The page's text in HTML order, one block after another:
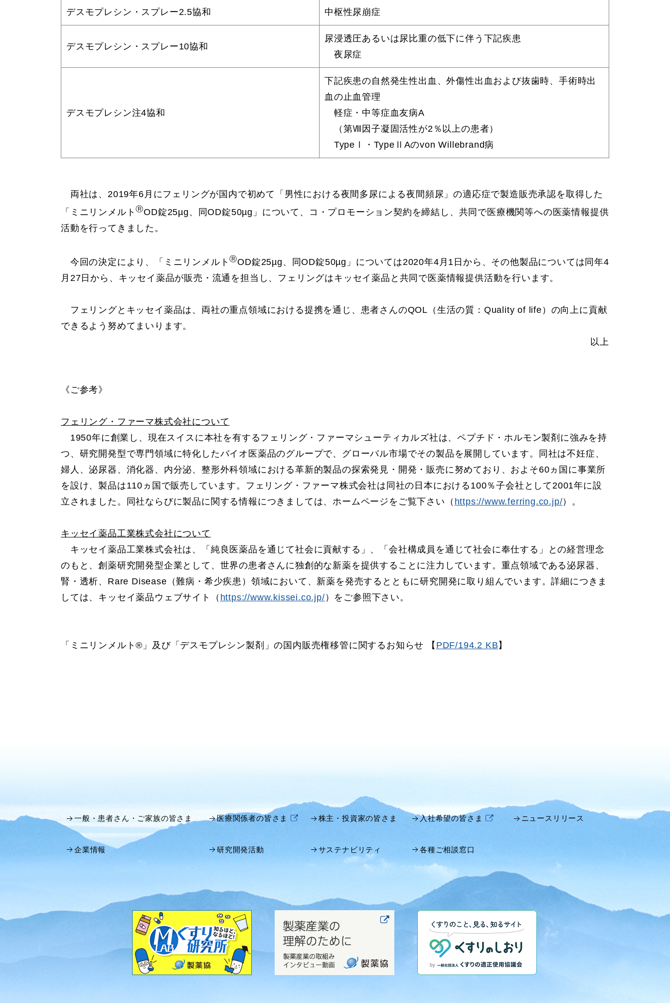
デスモプレシン・スプレー2.5協和 中枢性尿崩症
デスモプレシン・スプレー10協和
尿浸透圧あるいは尿比重の低下に伴う下記疾患
夜尿症
デスモプレシン注4協和
下記疾患の自然発生性出血、外傷性出血および抜歯時、手術時出
血の止血管理
軽症・中等症血友病A
（第Ⅷ因子凝固活性が2％以上の患者）
TypeⅠ・TypeⅡAのvon Willebrand病
両社は、2019年6月にフェリングが国内で初めて「男性における夜間多尿による夜間頻尿」の適応症で製造販売承認を取得した
「ミニリンメルトⓇOD錠25µg、同OD錠50µg」について、コ・プロモーション契約を締結し、共同で医療機関等への医薬情報提供
活動を行ってきました。
今回の決定により、「ミニリンメルトⓇOD錠25µg、同OD錠50µg」については2020年4月1日から、その他製品については同年4
月27日から、キッセイ薬品が販売・流通を担当し、フェリングはキッセイ薬品と共同で医薬情報提供活動を行います。
フェリングとキッセイ薬品は、両社の重点領域における提携を通じ、患者さんのQOL（生活の質：Quality of life）の向上に貢献
できるよう努めてまいります。
以上
《ご参考》
フェリング・ファーマ株式会社について
1950年に創業し、現在スイスに本社を有するフェリング・ファーマシューティカルズ社は、ペプチド・ホルモン製剤に強みを持
つ、研究開発型で専門領域に特化したバイオ医薬品のグループで、グローバル市場でその製品を展開しています。同社は不妊症、
婦人、泌尿器、消化器、内分泌、整形外科領域における革新的製品の探索発見・開発・販売に努めており、およそ60ヵ国に事業所
を設け、製品は110ヵ国で販売しています。フェリング・ファーマ株式会社は同社の日本における100％子会社として2001年に設
立されました。同社ならびに製品に関する情報につきましては、ホームページをご覧下さい（ https://www.ferring.co.jp/）。
キッセイ薬品工業株式会社について
キッセイ薬品工業株式会社は、「純良医薬品を通じて社会に貢献する」、「会社構成員を通じて社会に奉仕する」との経営理念
のもと、創薬研究開発型企業として、世界の患者さんに独創的な新薬を提供することに注力しています。重点領域である泌尿器、
腎・透析、Rare Disease（難病・希少疾患）領域において、新薬を発売するとともに研究開発に取り組んでいます。詳細につきま
しては、キッセイ薬品ウェブサイト（ https://www.kissei.co.jp/ ）をご参照下さい。
「ミニリンメルト®」及び「デスモプレシン製剤」の国内販売権移管に関するお知らせ 【 PDF/194.2 KB 】
一般・患者さん・ご家族の皆さま 医療関係者の皆さま 株主・投資家の皆さま 入社希望の皆さま ニュースリリース
企業情報 研究開発活動 サステナビリティ 各種ご相談窓口